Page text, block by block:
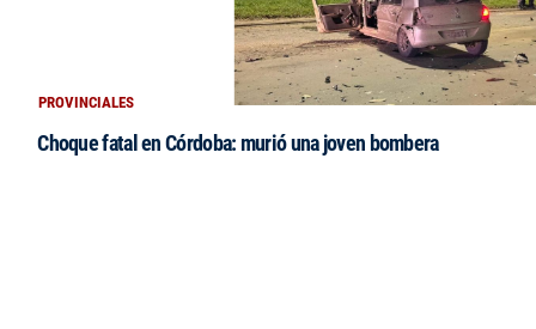
PROVINCIALES
Choque fatal en Córdoba: murió una joven bombera